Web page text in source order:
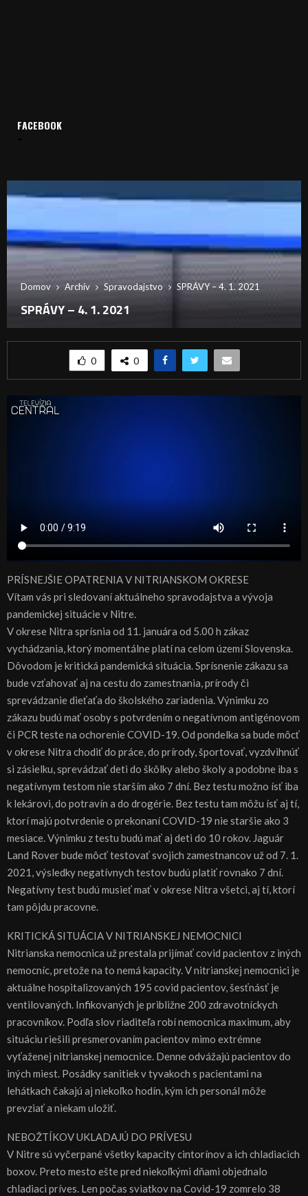
Domov Archív Spravodajstvo SPRÁVY – 4. 1. 2021
SPRÁVY – 4. 1. 2021
0 0
PRÍSNEJŠIE OPATRENIA V NITRIANSKOM OKRESE
Vítam vás pri sledovaní aktuálneho spravodajstva a vývoja
pandemickej situácie v Nitre.
V okrese Nitra sprísnia od 11. januára od 5.00 h zákaz
vychádzania, ktorý momentálne platí na celom území Slovenska.
Dôvodom je kritická pandemická situácia. Sprísnenie zákazu sa
bude vzťahovať aj na cestu do zamestnania, prírody či
sprevádzanie dieťaťa do školského zariadenia. Výnimku zo
zákazu budú mať osoby s potvrdením o negatívnom antigénovom
či PCR teste na ochorenie COVID-19. Od pondelka sa bude môcť
v okrese Nitra chodiť do práce, do prírody, športovať, vyzdvihnúť
si zásielku, sprevádzať deti do škôlky alebo školy a podobne iba s
negatívnym testom nie starším ako 7 dní. Bez testu možno ísť iba
k lekárovi, do potravín a do drogérie. Bez testu tam môžu ísť aj tí,
ktorí majú potvrdenie o prekonaní COVID-19 nie staršie ako 3
mesiace. Výnimku z testu budú mať aj deti do 10 rokov. Jaguár
Land Rover bude môcť testovať svojich zamestnancov už od 7. 1.
2021, výsledky negatívnych testov budú platiť rovnako 7 dní.
Negatívny test budú musieť mať v okrese Nitra všetci, aj tí, ktorí
tam pôjdu pracovne.
KRITICKÁ SITUÁCIA V NITRIANSKEJ NEMOCNICI
Nitrianska nemocnica už prestala prijímať covid pacientov z iných
nemocníc, pretože na to nemá kapacity. V nitrianskej nemocnici je
aktuálne hospitalizovaných 195 covid pacientov, šesťnásť je
ventilovaných. Infikovaných je približne 200 zdravotníckych
pracovníkov. Podľa slov riaditeľa robí nemocnica maximum, aby
situáciu riešili presmerovaním pacientov mimo extrémne
vyťaženej nitrianskej nemocnice. Denne odvážajú pacientov do
iných miest. Posádky sanitiek v tyvakoch s pacientami na
lehátkach čakajú aj niekoľko hodín, kým ich personál môže
prevziať a niekam uložiť.
NEBOŽTÍKOV UKLADAJÚ DO PRÍVESU
V Nitre sú vyčerpané všetky kapacity cintorínov a ich chladiacich
boxov. Preto mesto ešte pred niekoľkými dňami objednalo
chladiaci príves. Len počas sviatkov na Covid-19 zomrelo 38
FACEBOOK